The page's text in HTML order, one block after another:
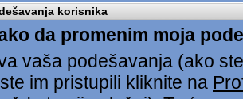
korisnika
da promenim moja
vaša podešavanja (ako
im pristupili kliknite na